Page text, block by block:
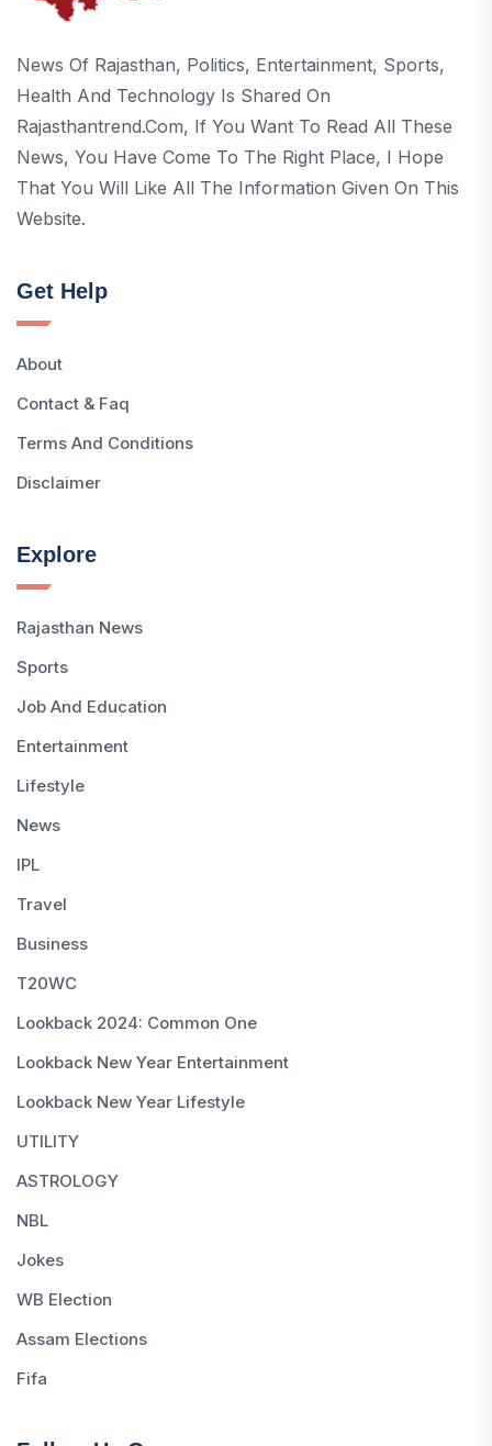
News Of Rajasthan, Politics, Entertainment, Sports,
Health And Technology Is Shared On
Rajasthantrend.com, If You Want To Read All These
News, You Have Come To The Right Place, I Hope
That You Will Like All The Information Given On This
Website.
Get Help
About
Contact & Faq
Terms And Conditions
Disclaimer
Explore
Rajasthan News
Sports
Job And Education
Entertainment
Lifestyle
News
IPL
Travel
Business
T20WC
Lookback 2024: Common One
Lookback New Year Entertainment
Lookback New Year Lifestyle
UTILITY
ASTROLOGY
NBL
Jokes
WB Election
Assam Elections
Fifa